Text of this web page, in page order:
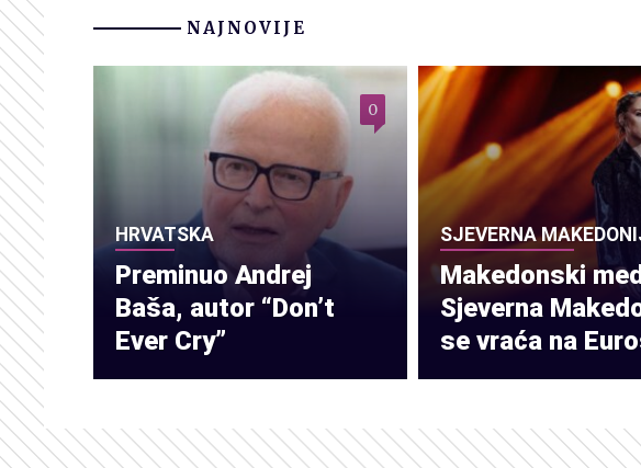
NAJNOVIJE
HRVATSKA
Preminuo Andrej
Baša, autor “Don’t
Ever Cry”
0
SJEVERNA
Makedonski
Sjeverna
se vraća na